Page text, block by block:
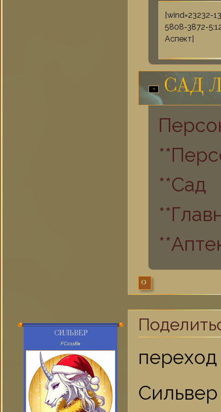
[wind=23232-
5808-3872-
Аспект]
САД
**Сад
0
СИЛЬВЕР
FСсззВв
Сильвер